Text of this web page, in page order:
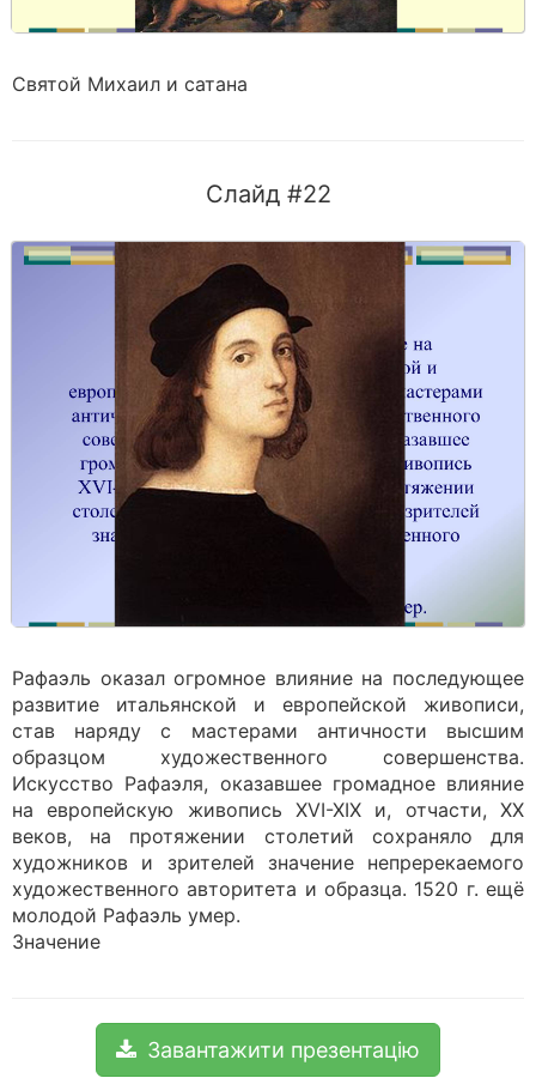
Святой Михаил и сатана
Слайд #22
Рафаэль оказал огромное влияние на последующее
развитие итальянской и европейской живописи,
став наряду с мастерами античности высшим
образцом художественного совершенства.
Искусство Рафаэля, оказавшее громадное влияние
на европейскую живопись XVI-XIX и, отчасти, XX
веков, на протяжении столетий сохраняло для
художников и зрителей значение непререкаемого
художественного авторитета и образца. 1520 г. ещё
молодой Рафаэль умер.
Значение
Завантажити презентацію